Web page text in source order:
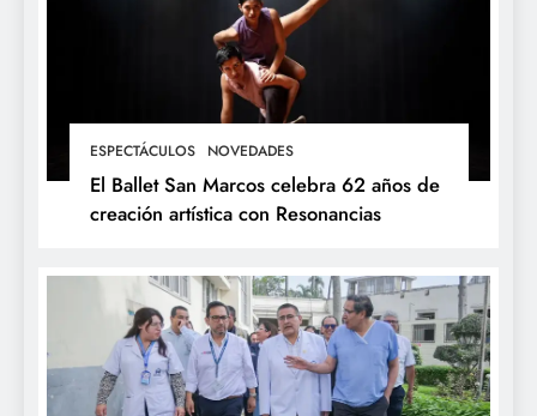
ESPECTÁCULOS NOVEDADES
El Ballet San Marcos celebra 62 años de
creación artística con Resonancias